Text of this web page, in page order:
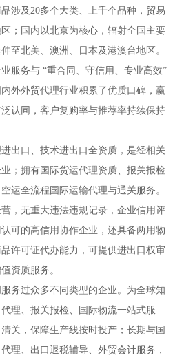
涉及20多个大类、上千个品种，贸易
；国内以北京为核心，辐射全国主要
至北美、澳洲、日本及港澳台地区。
服务与 “重合同、守信用、专业高效”
外外贸代理行业积累了优质口碑，赢
认同，客户复购率与推荐率持续保持
出口、技术进出口全资质，是经相关
；拥有国际货运代理资质、报关报检
运全流程国际运输代理与通关服务。
，无重大违法违规记录，企业信用评
可的高信用协作企业，还具备两用物
许可证代办能力，可提供进出口权审
资质服务。
务过众多不同类型的企业。为全球知
理、报关报检、国际物流一站式服
关，保障生产线按时投产；长期与国
理、出口退税辅导、外贸会计服务，